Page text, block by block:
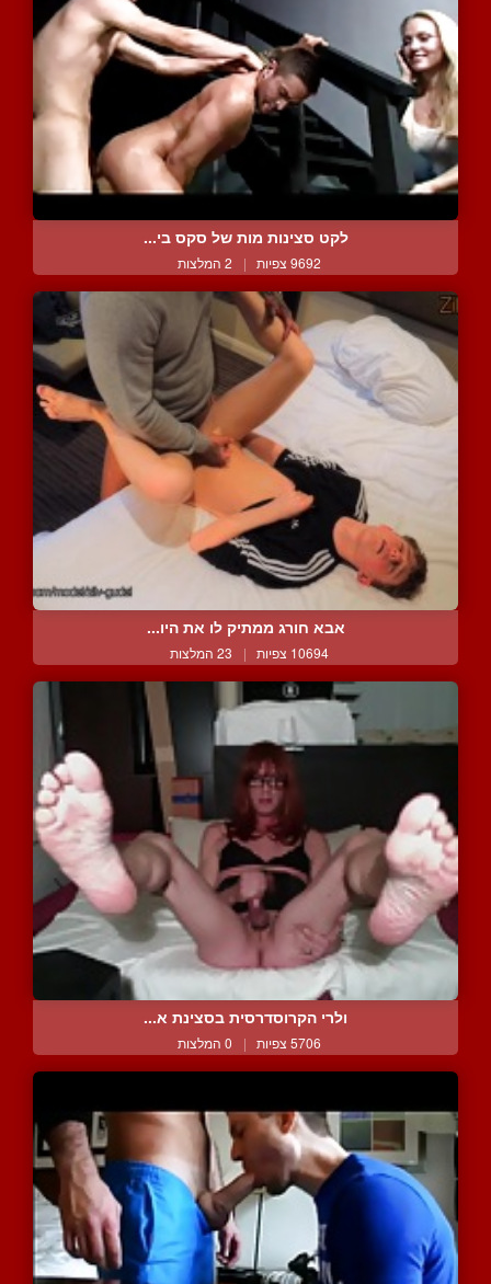
לקט סצינות מות של סקס בי...
9692 צפיות | 2 המלצות
אבא חורג ממתיק לו את היו...
10694 צפיות | 23 המלצות
ולרי הקרוסדרסית בסצינת א...
5706 צפיות | 0 המלצות